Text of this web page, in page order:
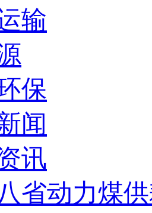
输
保
闻
讯
省动力煤